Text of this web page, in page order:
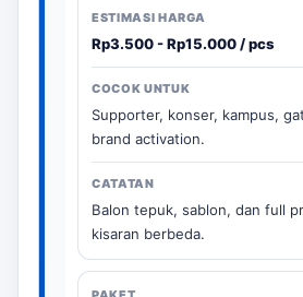
Rp3.500 - Rp15.000 / pcs
Supporter, konser, kampus,
brand activation.
Balon tepuk, sablon, dan full
kisaran berbeda.